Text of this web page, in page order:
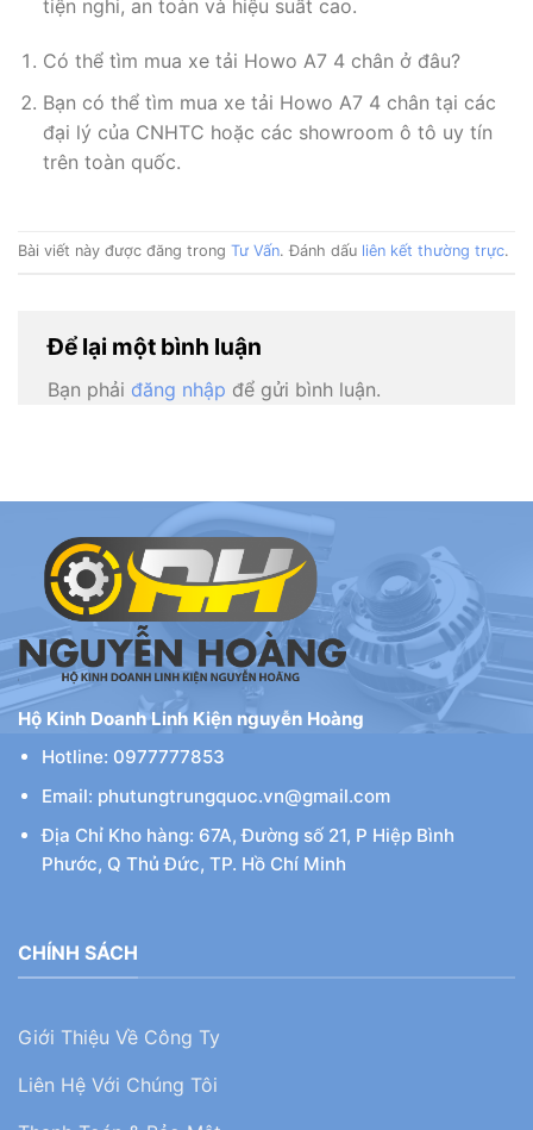
tiện nghi, an toàn và hiệu suất cao.
Có thể tìm mua xe tải Howo A7 4 chân ở đâu?
Bạn có thể tìm mua xe tải Howo A7 4 chân tại các
đại lý của CNHTC hoặc các showroom ô tô uy tín
trên toàn quốc.
Bài viết này được đăng trong Tư Vấn. Đánh dấu liên kết thường trực.
Để lại một bình luận
Bạn phải đăng nhập để gửi bình luận.
Hộ Kinh Doanh Linh Kiện nguyễn Hoàng
Hotline: 0977777853
Email: phutungtrungquoc.vn@gmail.com
Địa Chỉ Kho hàng: 67A, Đường số 21, P Hiệp Bình
Phước, Q Thủ Đức, TP. Hồ Chí Minh
CHÍNH SÁCH
Giới Thiệu Về Công Ty
Liên Hệ Với Chúng Tôi